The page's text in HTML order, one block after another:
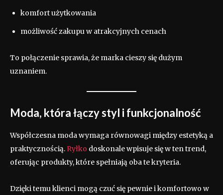
komfort użytkowania
możliwość zakupu w atrakcyjnych cenach
To połączenie sprawia, że marka cieszy się dużym
uznaniem.
Moda, która łączy styl i funkcjonalność
Współczesna moda wymaga równowagi między estetyką a
praktycznością. Ryłko doskonale wpisuje się w ten trend,
oferując produkty, które spełniają oba te kryteria.
Dzięki temu klienci mogą czuć się pewnie i komfortowo w